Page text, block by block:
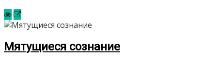
Мятущиеся сознание